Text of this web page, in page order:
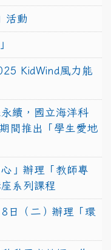
活動
KidWind風力能
續，國立海洋科
間推出「學生愛地
」辦理「教師專
系列課程
日（二）辦理「環